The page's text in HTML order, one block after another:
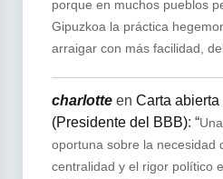
porque en muchos pueblos
Gipuzkoa la práctica
arraigar con más facilidad,
charlotteen Carta
(Presidente del BBB): “
oportuna sobre la necesidad
centralidad y el rigor político